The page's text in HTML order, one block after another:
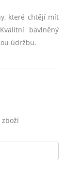
které chtějí mít
bavlněný
údržbu.
zboží